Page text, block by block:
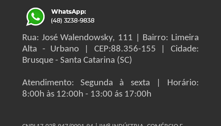
Rua: José Walendowsky, 111 | Bairro: Limeira
Alta - Urbano | CEP:88.356-155 | Cidade:
Brusque - Santa Catarina (SC)
Atendimento: Segunda à sexta | Horário:
8:00h às 12:00h - 13:00 ás 17:00h